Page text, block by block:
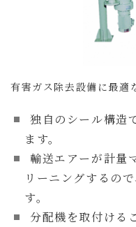
有害ガス除去設備に最適
独自のシール構造
ます。
輸送エアーが計量
リーニングするの
す。
分配機を取付ける